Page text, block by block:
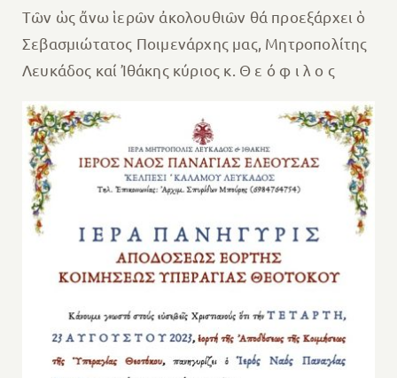
Τῶν ὡς ἄνω ἱερῶν ἀκολουθιῶν θά προεξάρχει ὁ
Σεβασμιώτατος Ποιμενάρχης μας, Μητροπολίτης
Λευκάδος καί Ἰθάκης κύριος κ. Θ ε ό φ ι λ ο ς